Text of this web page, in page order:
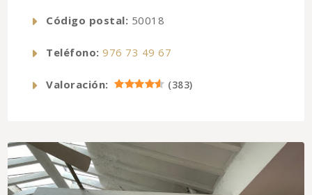
Código postal: 50018
Teléfono: 976 73 49 67
Valoración: (383)